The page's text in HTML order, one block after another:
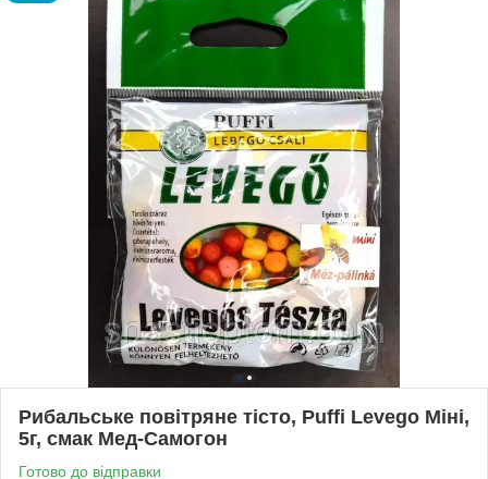
Рибальське повітряне тісто, Puffi Levego Міні,
5г, смак Мед-Самогон
Готово до відправки